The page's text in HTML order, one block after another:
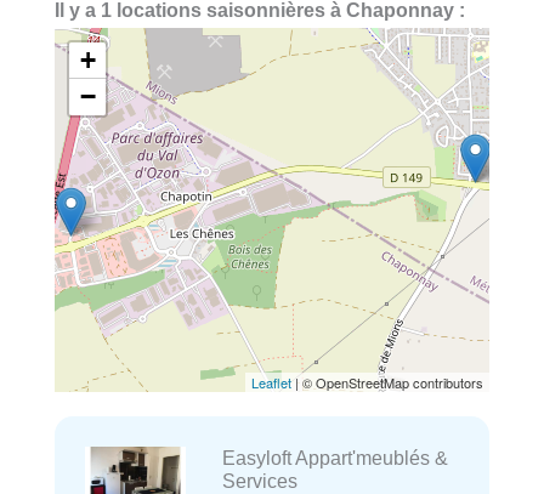
Il y a 1 locations saisonnières à Chaponnay :
+
−
Leaflet | © OpenStreetMap contributors
Easyloft Appart'meublés &
Services